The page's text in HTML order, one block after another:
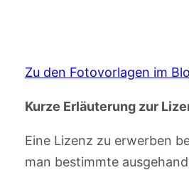
Zu den Fotovorlagen im
Kurze Erläuterung zur
Eine Lizenz zu erwerben
man bestimmte